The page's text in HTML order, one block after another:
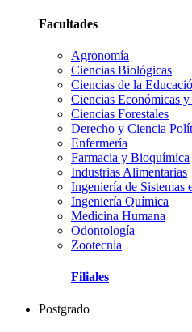
Facultades
Agronomía
Ciencias Biológicas
Ciencias de la
Ciencias Económicas
Ciencias Forestales
Derecho y Ciencia
Enfermería
Farmacia y Bioquímica
Industrias Alimentarias
Ingeniería de Sistemas
Ingeniería Química
Medicina Humana
Odontología
Zootecnia
Filiales
Postgrado